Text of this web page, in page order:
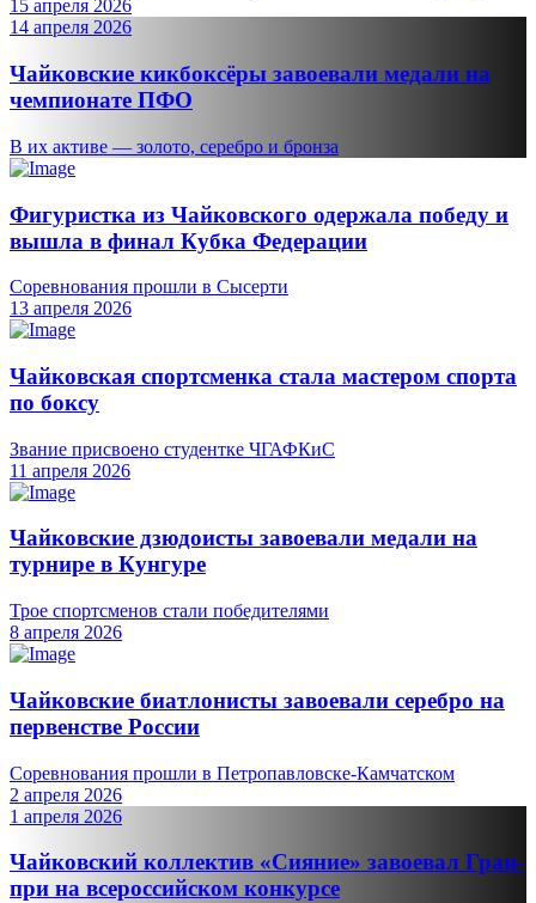
15 апреля 2026
14 апреля 2026
Чайковские кикбоксёры завоевали медали на
чемпионате ПФО
В их активе — золото, серебро и бронза
Фигуристка из Чайковского одержала победу и
вышла в финал Кубка Федерации
Соревнования прошли в Сысерти
13 апреля 2026
Чайковская спортсменка стала мастером спорта
по боксу
Звание присвоено студентке ЧГАФКиС
11 апреля 2026
Чайковские дзюдоисты завоевали медали на
турнире в Кунгуре
Трое спортсменов стали победителями
8 апреля 2026
Чайковские биатлонисты завоевали серебро на
первенстве России
Соревнования прошли в Петропавловске-Камчатском
2 апреля 2026
1 апреля 2026
Чайковский коллектив «Сияние» завоевал Гран-
при на всероссийском конкурсе